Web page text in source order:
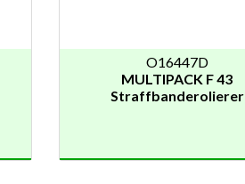
O16447D
MULTIPACK F 43
Straffbanderolierer